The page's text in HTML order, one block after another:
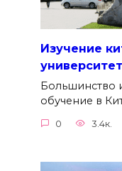
Изучение
Большинство
обучение в
0 3.4к.